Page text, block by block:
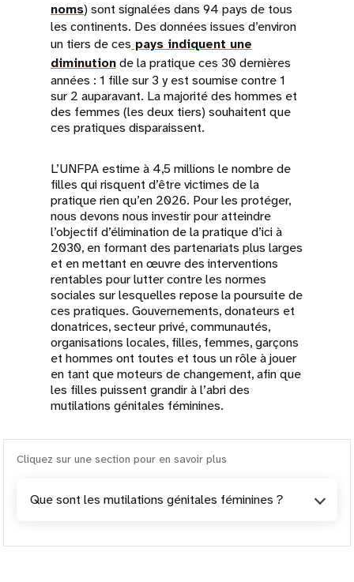
noms) sont signalées dans 94 pays de tous
les continents. Des données issues d’environ
un tiers de ces pays indiquent une
diminutionde la pratique ces 30 dernières
années : 1 fille sur 3 y est soumise contre 1
sur 2 auparavant. La majorité des hommes et
des femmes (les deux tiers) souhaitent que
ces pratiques disparaissent.
L’UNFPA estime à 4,5 millions le nombre de
filles qui risquent d’être victimes de la
pratique rien qu’en 2026. Pour les protéger,
nous devons nous investir pour atteindre
l’objectif d’élimination de la pratique d’ici à
2030, en formant des partenariats plus larges
et en mettant en œuvre des interventions
rentables pour lutter contre les normes
sociales sur lesquelles repose la poursuite de
ces pratiques. Gouvernements, donateurs et
donatrices, secteur privé, communautés,
organisations locales, filles, femmes, garçons
et hommes ont toutes et tous un rôle à jouer
en tant que moteurs de changement, afin que
les filles puissent grandir à l’abri des
mutilations génitales féminines.
Cliquez sur une section pour en savoir plus
Que sont les mutilations génitales féminines ?